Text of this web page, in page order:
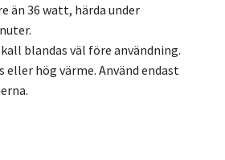
än 36 watt, härda under
blandas väl före användning.
hög värme. Använd endast